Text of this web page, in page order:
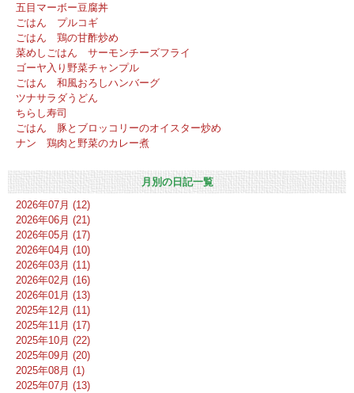
五目マーボー豆腐丼
ごはん プルコギ
ごはん 鶏の甘酢炒め
菜めしごはん サーモンチーズフライ
ゴーヤ入り野菜チャンプル
ごはん 和風おろしハンバーグ
ツナサラダうどん
ちらし寿司
ごはん 豚とブロッコリーのオイスター炒め
ナン 鶏肉と野菜のカレー煮
月別の日記一覧
2026年07月 (12)
2026年06月 (21)
2026年05月 (17)
2026年04月 (10)
2026年03月 (11)
2026年02月 (16)
2026年01月 (13)
2025年12月 (11)
2025年11月 (17)
2025年10月 (22)
2025年09月 (20)
2025年08月 (1)
2025年07月 (13)